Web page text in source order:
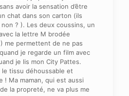
avoir la sensation d’être
chat dans son carton (ils
? ). Les deux coussins, un
la lettre M brodée
me permettent de ne pas
je regarde un film avec
je lis mon City Pattes.
le tissu déhoussable et
! Ma maman, qui est aussi
la propreté, ne va plus me